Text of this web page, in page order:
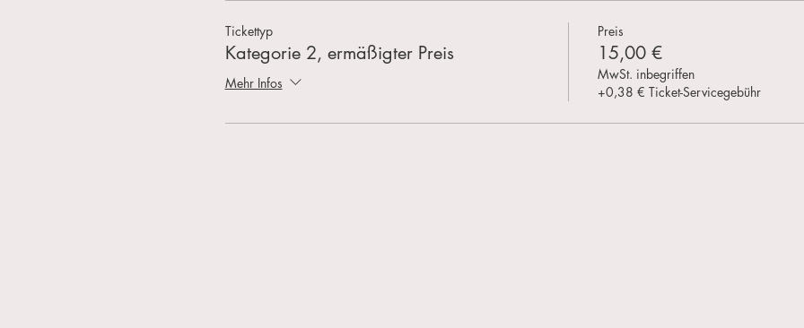
Tickettyp
Kategorie 2, ermäßigter Preis
Mehr Infos
Preis
15,00 €
MwSt. inbegriffen
+0,38 € Ticket-Servicegebühr